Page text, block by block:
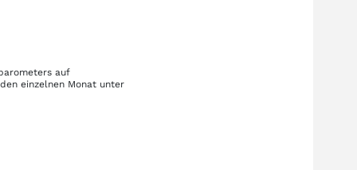
auf
einzelnen Monat unter